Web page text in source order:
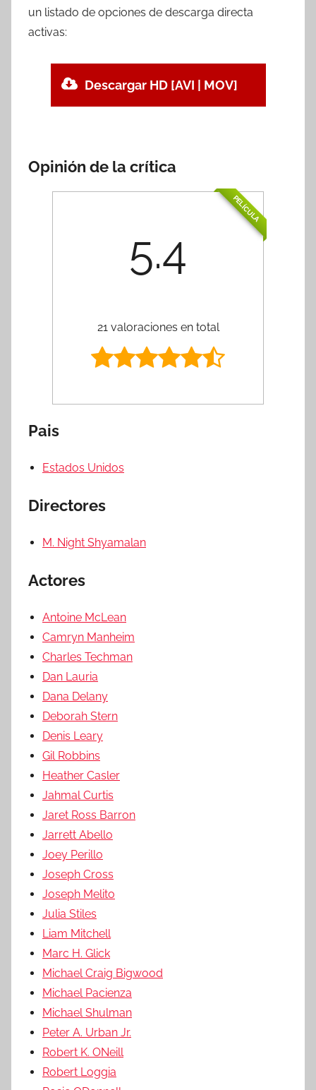
un listado de opciones de descarga directa
activas:
Descargar HD [AVI | MOV]
Opinión de la crítica
PELÍCULA
5.4
21 valoraciones en total
Pais
Estados Unidos
Directores
M. Night Shyamalan
Actores
Antoine McLean
Camryn Manheim
Charles Techman
Dan Lauria
Dana Delany
Deborah Stern
Denis Leary
Gil Robbins
Heather Casler
Jahmal Curtis
Jaret Ross Barron
Jarrett Abello
Joey Perillo
Joseph Cross
Joseph Melito
Julia Stiles
Liam Mitchell
Marc H. Glick
Michael Craig Bigwood
Michael Pacienza
Michael Shulman
Peter A. Urban Jr.
Robert K. ONeill
Robert Loggia